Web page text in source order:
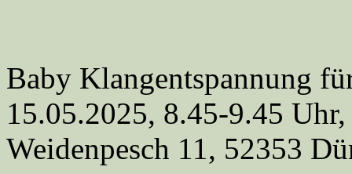
Baby Klangentspannung
15.05.2025, 8.45-9.45
Weidenpesch 11, 52353